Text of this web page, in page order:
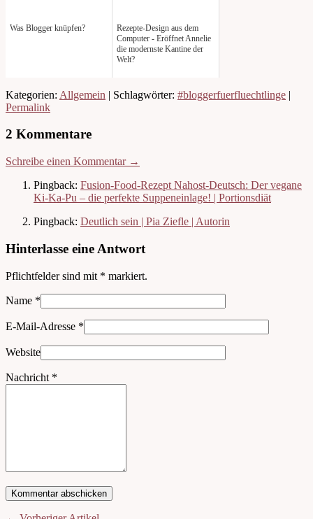
Was Blogger knüpfen?
Rezepte-Design aus dem
Computer - Eröffnet Annelie
die modernste Kantine der
Welt?
Kategorien: Allgemein | Schlagwörter: #bloggerfuerfluechtlinge |
Permalink
2 Kommentare
Schreibe einen Kommentar →
Pingback: Fusion-Food-Rezept Nahost-Deutsch: Der vegane
Ki-Ka-Pu – die perfekte Suppeneinlage! | Portionsdiät
Pingback: Deutlich sein | Pia Ziefle | Autorin
Hinterlasse eine Antwort
Pflichtfelder sind mit * markiert.
Name *
E-Mail-Adresse *
Website
Nachricht *